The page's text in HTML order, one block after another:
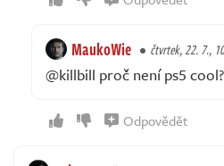
MaukoWie čtvrtek, 22. 7.,
@killbill proč není ps5 cool?
Odpovědět